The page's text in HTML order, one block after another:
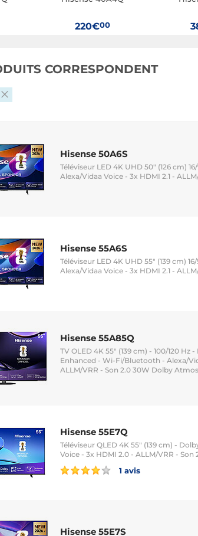
220€00
CORRESPONDENT
Hisense 50A6S
Téléviseur LED 4K UHD 50" (126 cm)
Alexa/Vidaa Voice - 3x HDMI 2.1 -
Hisense 55A6S
Téléviseur LED 4K UHD 55" (139 cm)
Alexa/Vidaa Voice - 3x HDMI 2.1 -
Hisense 55A85Q
TV OLED 4K 55" (139 cm) - 100/120
Enhanced - Wi-Fi/Bluetooth - Alexa/
ALLM/VRR - Son 2.0 30W Dolby Atmos
Hisense 55E7Q
Téléviseur QLED 4K 55" (139 cm) -
Voice - 3x HDMI 2.0 - ALLM/VRR -
1 avis
Hisense 55E7S